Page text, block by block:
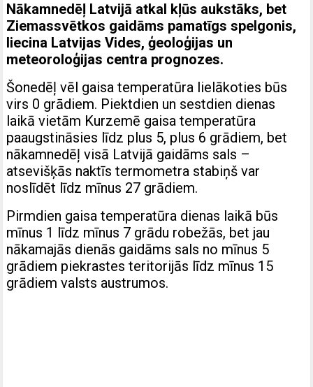
Nākamnedēļ Latvijā atkal kļūs aukstāks, bet
Ziemassvētkos gaidāms pamatīgs spelgonis,
liecina Latvijas Vides, ģeoloģijas un
meteoroloģijas centra prognozes.
Šonedēļ vēl gaisa temperatūra lielākoties būs
virs 0 grādiem. Piektdien un sestdien dienas
laikā vietām Kurzemē gaisa temperatūra
paaugstināsies līdz plus 5, plus 6 grādiem, bet
nākamnedēļ visā Latvijā gaidāms sals –
atsevišķās naktīs termometra stabiņš var
noslīdēt līdz mīnus 27 grādiem.
Pirmdien gaisa temperatūra dienas laikā būs
mīnus 1 līdz mīnus 7 grādu robežās, bet jau
nākamajās dienās gaidāms sals no mīnus 5
grādiem piekrastes teritorijās līdz mīnus 15
grādiem valsts austrumos.